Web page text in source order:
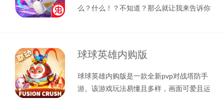
么？什么！？不知道？那么就让我来告诉你
球球英雄内购版
球球英雄内购版是一款全新pvp对战塔防手
游。该游戏玩法易懂且多样，画面可爱且运